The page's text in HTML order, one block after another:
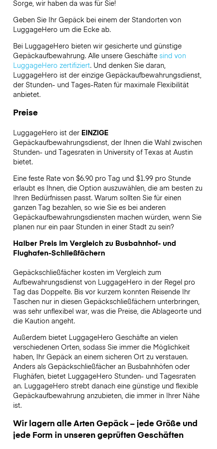
Sorge, wir haben da was für Sie!
Geben Sie Ihr Gepäck bei einem der Standorten von
LuggageHero um die Ecke ab.
Bei LuggageHero bieten wir gesicherte und günstige
Gepäckaufbewahrung. Alle unsere Geschäfte sind von
LuggageHero zertifiziert. Und denken Sie daran,
LuggageHero ist der einzige Gepäckaufbewahrungsdienst,
der Stunden- und Tages-Raten für maximale Flexibilität
anbietet.
Preise
LuggageHero ist der EINZIGE
Gepäckaufbewahrungsdienst, der Ihnen die Wahl zwischen
Stunden- und Tagesraten in University of Texas at Austin
bietet.
Eine feste Rate von $6.90 pro Tag und $1.99 pro Stunde
erlaubt es Ihnen, die Option auszuwählen, die am besten zu
Ihren Bedürfnissen passt. Warum sollten Sie für einen
ganzen Tag bezahlen, so wie Sie es bei anderen
Gepäckaufbewahrungsdiensten machen würden, wenn Sie
planen nur ein paar Stunden in einer Stadt zu sein?
Halber Preis im Vergleich zu Busbahnhof- und
Flughafen-Schließfächern
Gepäckschließfächer kosten im Vergleich zum
Aufbewahrungsdienst von LuggageHero in der Regel pro
Tag das Doppelte. Bis vor kurzem konnten Reisende Ihr
Taschen nur in diesen Gepäckschließfächern unterbringen,
was sehr unflexibel war, was die Preise, die Ablageorte und
die Kaution angeht.
Außerdem bietet LuggageHero Geschäfte an vielen
verschiedenen Orten, sodass Sie immer die Möglichkeit
haben, Ihr Gepäck an einem sicheren Ort zu verstauen.
Anders als Gepäckschließfächer an Busbahnhöfen oder
Flughäfen, bietet LuggageHero Stunden- und Tagesraten
an. LuggageHero strebt danach eine günstige und flexible
Gepäckaufbewahrung anzubieten, die immer in Ihrer Nähe
ist.
Wir lagern alle Arten Gepäck – jede Größe und
jede Form in unseren geprüften Geschäften